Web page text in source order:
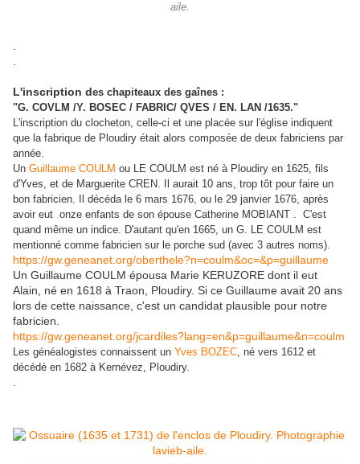
aile.
L'inscription des chapiteaux des gaînes :
"G. COVLM /Y. BOSEC / FABRIC/ QVES / EN. LAN /1635."
L'inscription du clocheton, celle-ci et une placée sur l'église indiquent
que la fabrique de Ploudiry était alors composée de deux fabriciens par
année.
Un Guillaume COULM ou LE COULM est né à Ploudiry en 1625, fils
d'Yves, et de Marguerite CREN. Il aurait 10 ans, trop tôt pour faire un
bon fabricien. Il décéda le 6 mars 1676, ou le 29 janvier 1676, après
avoir eut onze enfants de son épouse Catherine MOBIANT . C'est
quand même un indice. D'autant qu'en 1665, un G. LE COULM est
mentionné comme fabricien sur le porche sud (avec 3 autres noms).
https://gw.geneanet.org/oberthele?n=coulm&oc=&p=guillaume
Un Guillaume COULM épousa Marie KERUZORE dont il eut
Alain, né en 1618 à Traon, Ploudiry. Si ce Guillaume avait 20 ans
lors de cette naissance, c'est un candidat plausible pour notre
fabricien.
https://gw.geneanet.org/jcardiles?lang=en&p=guillaume&n=coulm
Les généalogistes connaissent un Yves BOZEC , né vers 1612 et
décédé en 1682 à Kernévez, Ploudiry.